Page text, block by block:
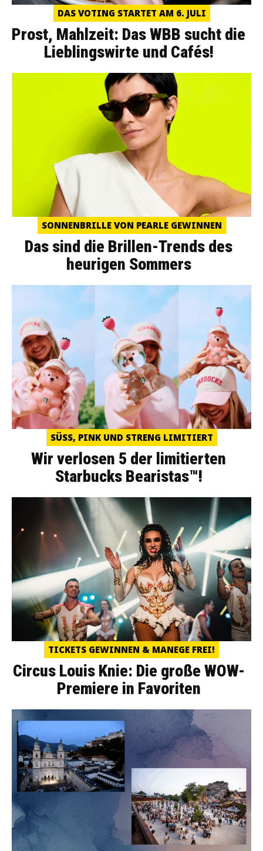
DAS VOTING STARTET AM 6. JULI
Prost, Mahlzeit: Das WBB sucht die
Lieblingswirte und Cafés!
SONNENBRILLE VON PEARLE GEWINNEN
Das sind die Brillen-Trends des
heurigen Sommers
SÜSS, PINK UND STRENG LIMITIERT
Wir verlosen 5 der limitierten
Starbucks Bearistas™!
TICKETS GEWINNEN & MANEGE FREI!
Circus Louis Knie: Die große WOW-
Premiere in Favoriten